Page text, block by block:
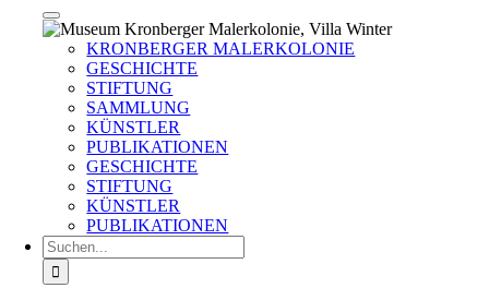
KRONBERGER MALERKOLONIE
GESCHICHTE
STIFTUNG
SAMMLUNG
KÜNSTLER
PUBLIKATIONEN
GESCHICHTE
STIFTUNG
KÜNSTLER
PUBLIKATIONEN
Suche
nach: